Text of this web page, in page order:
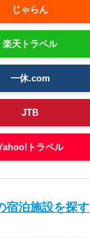
じゃらん
楽天トラベル
一休.com
JTB
トラベル
宿泊施設を探す